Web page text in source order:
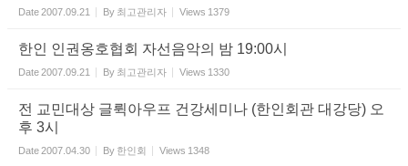
Date2007.09.21 By 최고관리자 Views 1379
한인 인권옹호협회 자선음악의 밤 19:00시
Date2007.09.21 By 최고관리자 Views 1330
전 교민대상 글뤽아우프 건강세미나 (한인회관 대강당) 오
후 3시
Date2007.04.30 By 한인회 Views 1348